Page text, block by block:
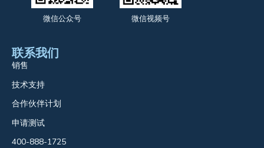
微信公众号 微信视频号
联系我们
销售
技术支持
合作伙伴计划
申请测试
400-888-1725